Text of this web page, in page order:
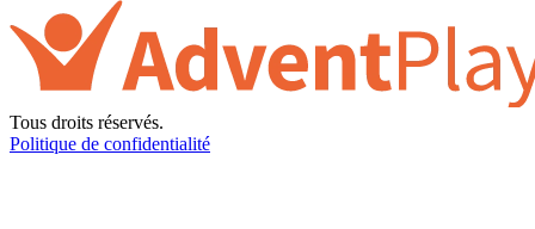
Tous droits réservés.
Politique de confidentialité